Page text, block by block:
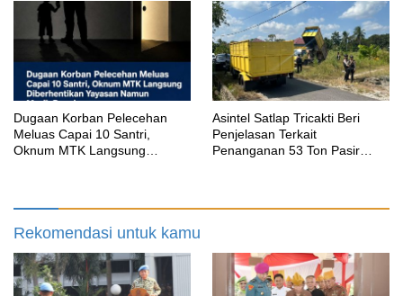
‎Dugaan Korban Pelecehan
Meluas Capai 10 Santri,
Oknum MTK Langsung
Asintel Satlap Tricakti Beri
Penjelasan Terkait
Penanganan 53 Ton Pasir
Rekomendasi untuk kamu